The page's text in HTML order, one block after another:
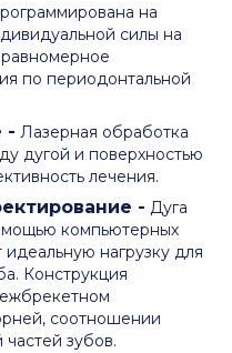
на
силы на
по периодонтальной
- Лазерная обработка
дугой и поверхностью
лечения.
- Дуга
компьютерных
идеальную нагрузку для
Конструкция
соотношении
зубов.